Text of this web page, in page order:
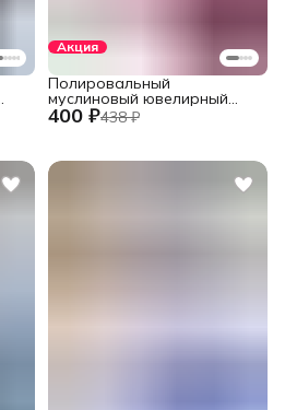
Акция
400 ₽438 ₽
Полировальный
муслиновый ювелирный
круг фиолетовый 152 мм.,
60 слоев